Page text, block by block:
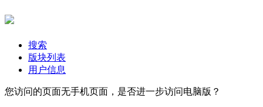
搜索
版块列表
用户信息
您访问的页面无手机页面，是否进一步访问电脑版？